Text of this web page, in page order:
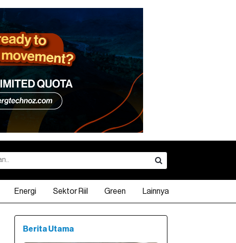
Energi Sektor Riil Green Lainnya
Berita Utama